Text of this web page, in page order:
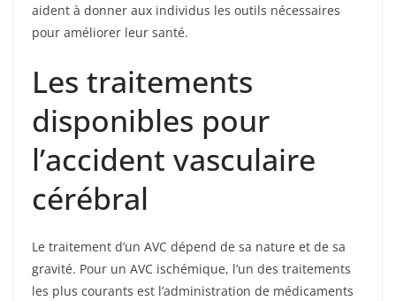
aident à donner aux individus les outils nécessaires
pour améliorer leur santé.
Les traitements
disponibles pour
l’accident vasculaire
cérébral
Le traitement d’un AVC dépend de sa nature et de sa
gravité. Pour un AVC ischémique, l’un des traitements
les plus courants est l’administration de médicaments